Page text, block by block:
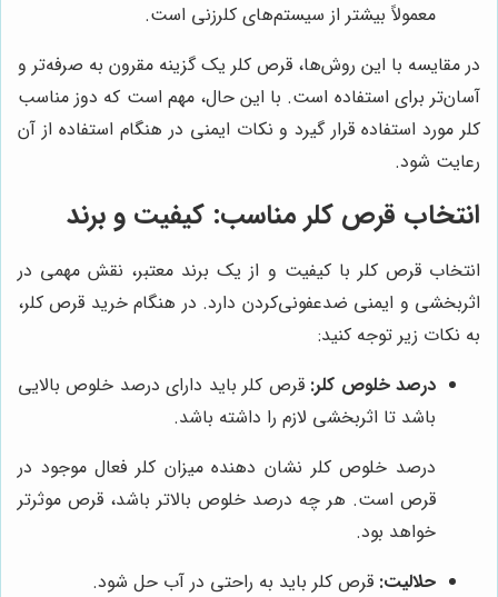
معمولاً بیشتر از سیستم‌های کلرزنی است.
در مقایسه با این روش‌ها، قرص کلر یک گزینه مقرون به صرفه‌تر و
آسان‌تر برای استفاده است. با این حال، مهم است که دوز مناسب
کلر مورد استفاده قرار گیرد و نکات ایمنی در هنگام استفاده از آن
رعایت شود.
انتخاب قرص کلر مناسب: کیفیت و برند
انتخاب قرص کلر با کیفیت و از یک برند معتبر، نقش مهمی در
اثربخشی و ایمنی ضدعفونی‌کردن دارد. در هنگام خرید قرص کلر،
به نکات زیر توجه کنید:
درصد خلوص کلر: قرص کلر باید دارای درصد خلوص بالایی
باشد تا اثربخشی لازم را داشته باشد.
درصد خلوص کلر نشان دهنده میزان کلر فعال موجود در
قرص است. هر چه درصد خلوص بالاتر باشد، قرص موثرتر
خواهد بود.
حلالیت: قرص کلر باید به راحتی در آب حل شود.